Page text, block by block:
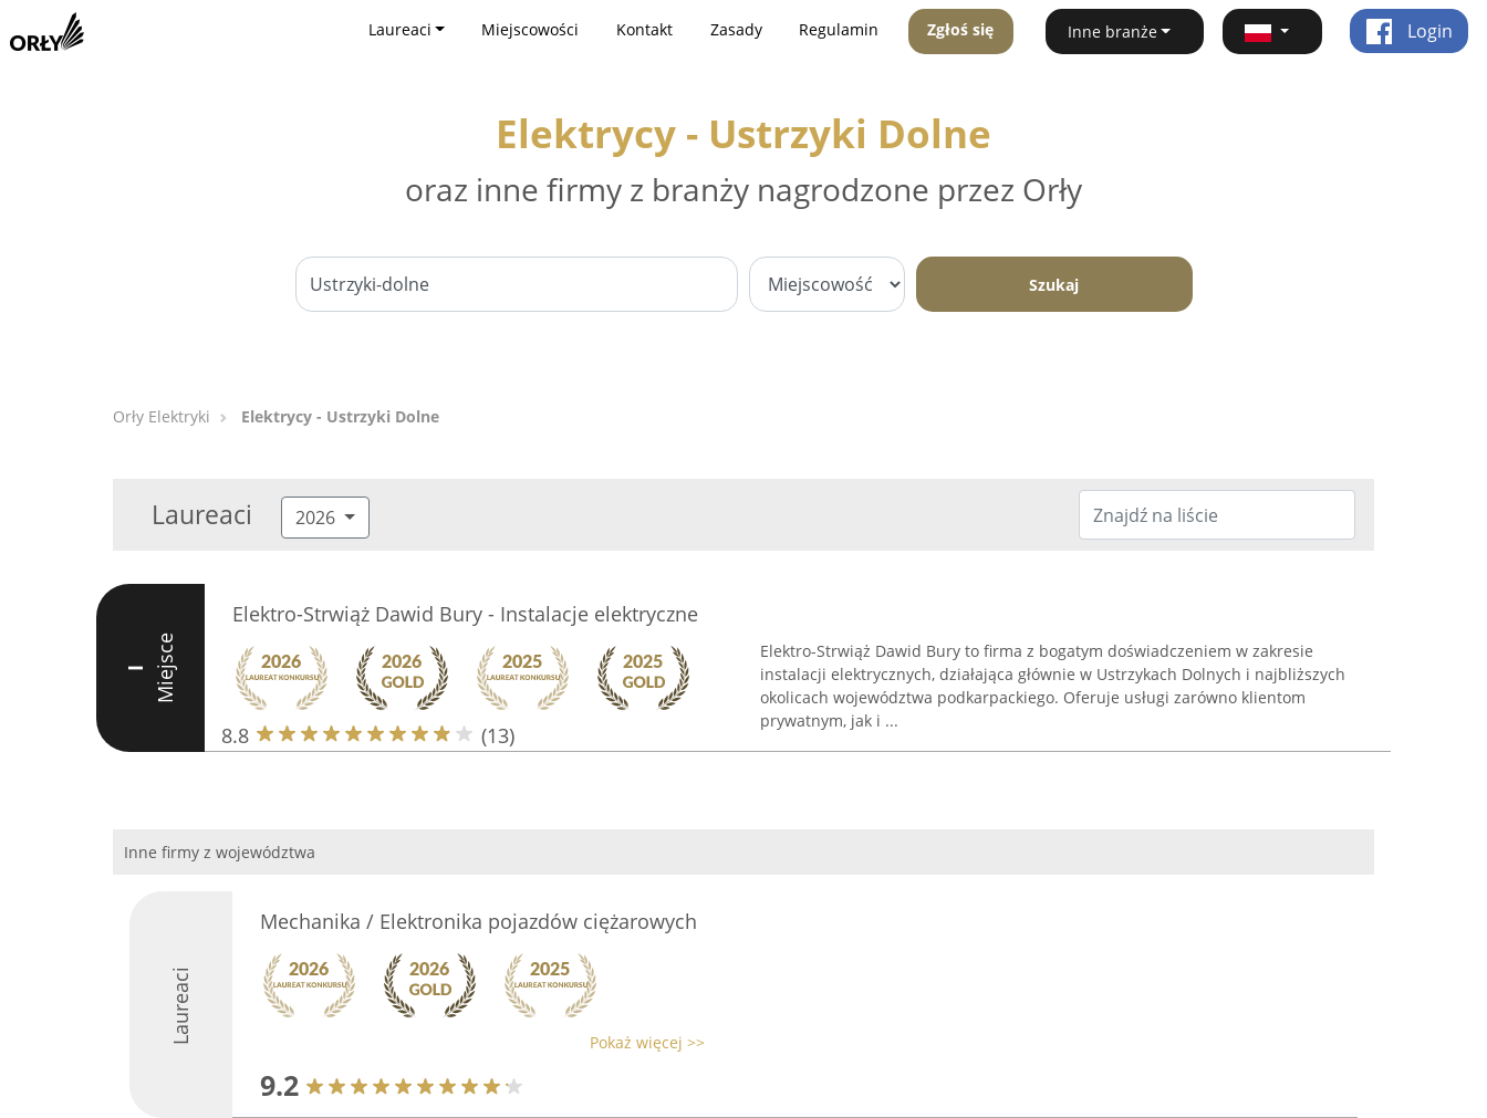
Laureaci Miejscowości Kontakt Zasady Regulamin Zgłoś się Inne branże Login
Elektrycy - Ustrzyki Dolne
oraz inne firmy z branży nagrodzone przez Orły
Szukaj
Orły Elektryki Elektrycy - Ustrzyki Dolne
Laureaci 2026
I Miejsce
Elektro-Strwiąż Dawid Bury - Instalacje elektryczne
8.8 (13)
Elektro-Strwiąż Dawid Bury to firma z bogatym doświadczeniem w zakresie
instalacji elektrycznych, działająca głównie w Ustrzykach Dolnych i najbliższych
okolicach województwa podkarpackiego. Oferuje usługi zarówno klientom
prywatnym, jak i ...
Inne firmy z województwa
Laureaci
Mechanika / Elektronika pojazdów ciężarowych
Pokaż więcej >>
9.2